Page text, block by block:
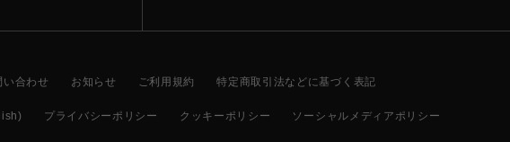
合わせ お知らせ ご利用規約 特定商取引法などに基づく表記
プライバシーポリシー クッキーポリシー ソーシャルメディアポリシー